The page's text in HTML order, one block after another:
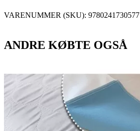
VARENUMMER (SKU): 9780241730577
ANDRE KØBTE OGSÅ